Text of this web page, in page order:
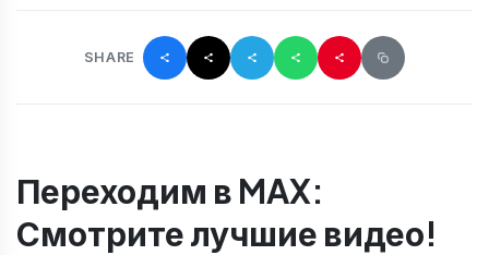
SHARE
Переходим в MAX:
Смотрите лучшие видео!